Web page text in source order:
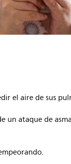
el aire de sus
un ataque de